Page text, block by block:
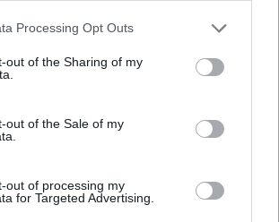
Tenga en cuenta que algún
pero usted tiene el derecho de
Sus preferencias se aplicarán
entrando de nuevo en este sitio web o
política de privacidad.
Processing Opt Outs
out of the Sharing of my
out of the Sale of my
out of processing my
for Targeted Advertising.